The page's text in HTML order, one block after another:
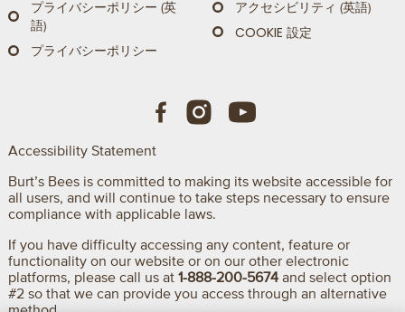
プライバシーポリシー (英
語)
プライバシーポリシー
アクセシビリティ (英語)
COOKIE 設定
Accessibility Statement
Burt’s Bees is committed to making its website accessible for
all users, and will continue to take steps necessary to ensure
compliance with applicable laws.
If you have difficulty accessing any content, feature or
functionality on our website or on our other electronic
platforms, please call us at 1-888-200-5674and select option
#2 so that we can provide you access through an alternative